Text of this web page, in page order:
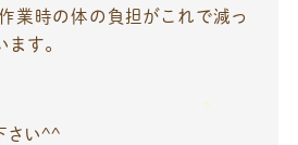
業時の体の負担がこれで減っ
す。
さい^^